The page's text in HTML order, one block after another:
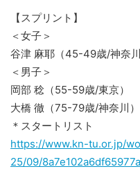
【スプリント】
＜女子＞
谷津 麻耶（45-49歳/神奈川
＜男子＞
岡部 稔（55-59歳/東京）
大橋 徹（75-79歳/神奈川）
＊スタートリスト
https://www.kn-tu.or.jp/
25/09/